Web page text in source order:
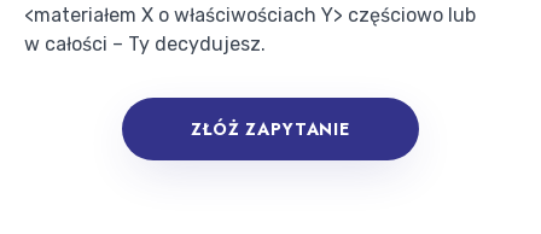
<materiałem X o właściwościach Y> częściowo lub
w całości – Ty decydujesz.
ZŁÓŻ ZAPYTANIE